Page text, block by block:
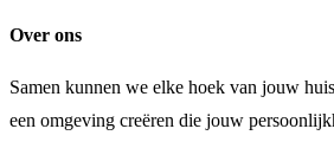
Over ons
Samen kunnen we elke hoek van jouw
een omgeving creëren die jouw